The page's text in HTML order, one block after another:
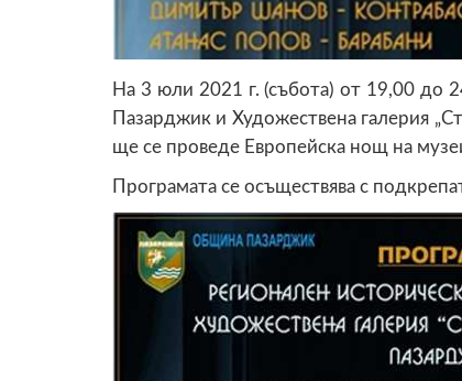
На 3 юли 2021 г. (събота) от 19,00 до
Пазарджик и Художествена галерия
ще се проведе Европейска нощ на
Програмата се осъществява с